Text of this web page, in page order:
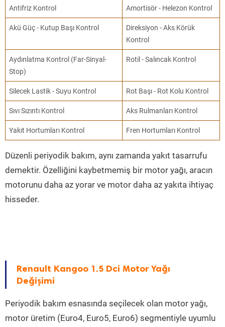
Antifriz Kontrol Amortisör - Helezon Kontrol
Akü Güç - Kutup Başı Kontrol
Direksiyon - Aks Körük
Kontrol
Aydınlatma Kontrol (Far-Sinyal-
Stop)
Rotil - Salıncak Kontrol
Silecek Lastik - Suyu Kontrol Rot Başı - Rot Kolu Kontrol
Sıvı Sızıntı Kontrol Aks Rulmanları Kontrol
Yakıt Hortumları Kontrol Fren Hortumları Kontrol
Düzenli periyodik bakım, aynı zamanda yakıt tasarrufu
demektir. Özelliğini kaybetmemiş bir motor yağı, aracın
motorunu daha az yorar ve motor daha az yakıta ihtiyaç
hisseder.
Renault Kangoo 1.5 Dci Motor Yağı
Değişimi
Periyodik bakım esnasında seçilecek olan motor yağı,
motor üretim (Euro4, Euro5, Euro6) segmentiyle uyumlu